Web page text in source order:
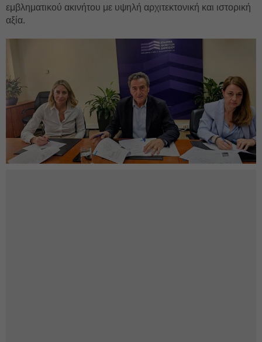
εμβληματικού ακινήτου με υψηλή αρχιτεκτονική και ιστορική
αξία.